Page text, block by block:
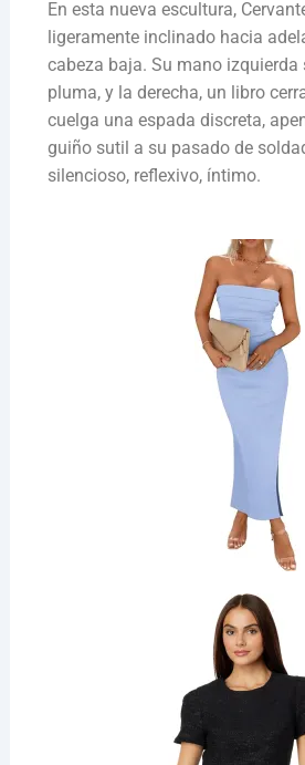
En esta nueva escultura,
ligeramente inclinado hacia
cabeza baja. Su mano izquierda
pluma, y la derecha, un libro
cuelga una espada discreta,
guiño sutil a su pasado de
silencioso, reflexivo, íntimo.